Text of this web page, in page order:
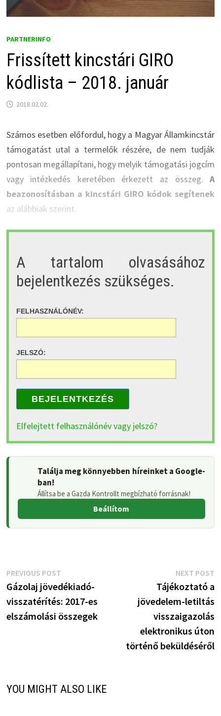
PARTNERINFO
Frissített kincstári GIRO
kódlista – 2018. január
2018.02.02.
Számos esetben előfordul, hogy a Magyar Államkincstár
támogatást utal a termelők részére, de nem tudják
pontosan megállapítani, hogy melyik támogatási jogcím
vagy intézkedés keretében érkezett az összeg.A
beazonosításban a kincstári GIRO kódok segítenek
az alábbiak szerint.
A tartalom olvasásához
bejelentkezés szükséges.
FELHASZNÁLÓNÉV:
JELSZÓ:
BEJELENTKEZÉS
Elfelejtett felhasználónév vagy jelszó?
Találja meg könnyebben híreinket a Google-
ban!
Állítsa be a Gazda Kontrollt megbízható forrásnak!
Beállítom
Bejegyzés
navigáció
PREVIOUS POSTPrevious
post:
Gázolaj jövedékiadó-
visszatérítés: 2017-es
elszámolási összegek
NEXT POST
Tájékoztató a
jövedelem-letiltás
visszaigazolás
elektronikus úton
történő beküldéséről
YOU MIGHT ALSO LIKE